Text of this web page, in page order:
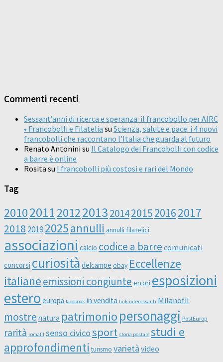
Commenti recenti
Sessant’anni di ricerca e speranza: il francobollo per AIRC
• Francobolli e Filatelia su Scienza, salute e pace: i 4 nuovi
francobolli che raccontano l’Italia che guarda al futuro
Renato Antonini su Il Catalogo dei Francobolli con codice
a barre è online
Rosita su I francobolli più costosi e rari del Mondo
Tag
20102011201220132014201520162017
2018 20192025annulli annulli filatelici
associazioni calcio codice a barre comunicati
concorsi curiosità delcampe ebay Eccellenze
italianeemissioni congiunte errori esposizioni
estero europa facebook in vendita link interessanti Milanofil
mostre natura patrimonio personaggi PostEurop
rarità romafil senso civicosport storia postale studi e
approfondimenti turismo varietà video